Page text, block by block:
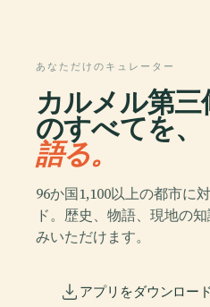
あなただけのキュレーター
カルメル第
のすべてを、
語る。
96か国1,100以上の都市に
ド。歴史、物語、現地の
みいただけます。
アプリをダウンロード